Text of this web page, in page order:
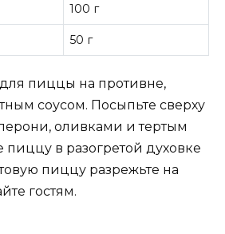
100 г
50 г
для пиццы на противне,
соусом. Посыпьте сверху
оливками и тертым
пиццу в разогретой духовке
пиццу разрежьте на
гостям.